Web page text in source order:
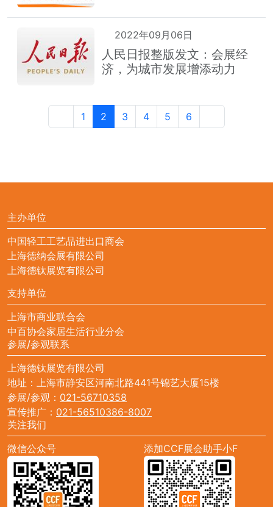
2022年09月06日
人民日报整版发文：会展经
济，为城市发展增添动力
1 2 3 4 5 6
主办单位
中国轻工工艺品进出口商会
上海德纳会展有限公司
上海德钛展览有限公司
支持单位
上海市商业联合会
中百协会家居生活行业分会
参展/参观联系
上海德钛展览有限公司
地址：上海市静安区河南北路441号锦艺大厦15楼
参展/参观： 021-56710358
宣传推广： 021-56510386-8007
关注我们
微信公众号
添加CCF展会助手小F